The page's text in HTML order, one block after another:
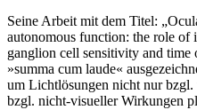
Seine Arbeit mit dem Titel:
autonomous function: the role
ganglion cell sensitivity and
»summa cum laude«
um Lichtlösungen nicht nur
bzgl. nicht-visueller Wirkungen